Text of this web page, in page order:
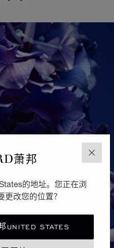
关闭
萧邦
的地址。您正在浏
改您的位置？
UNITED STATES
4 5 6
SLIDE 7
TO SLIDE 8
GO TO SLIDE 9
GO TO SLIDE 10